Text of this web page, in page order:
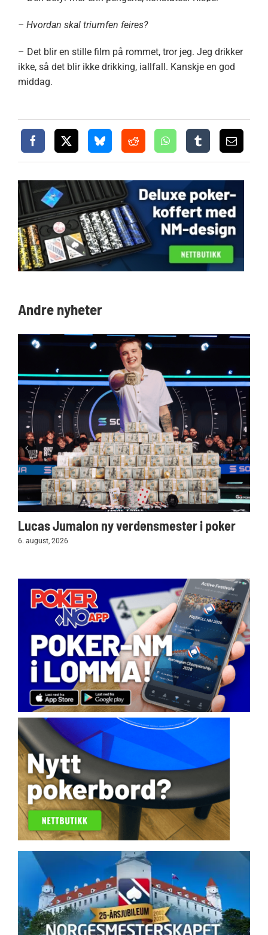
– Hvordan skal triumfen feires?
– Det blir en stille film på rommet, tror jeg. Jeg drikker
ikke, så det blir ikke drikking, iallfall. Kanskje en god
middag.
Andre nyheter
Lucas Jumalon ny verdensmester i poker
6. august, 2026